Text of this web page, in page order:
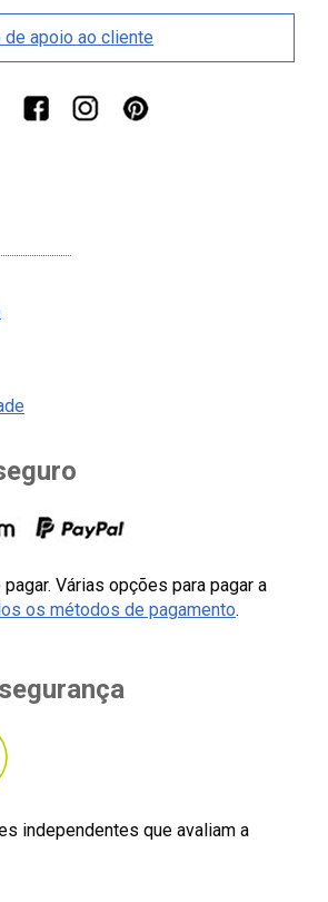
de apoio ao cliente
Várias opções para pagar a
os métodos de pagamento.
independentes que avaliam a